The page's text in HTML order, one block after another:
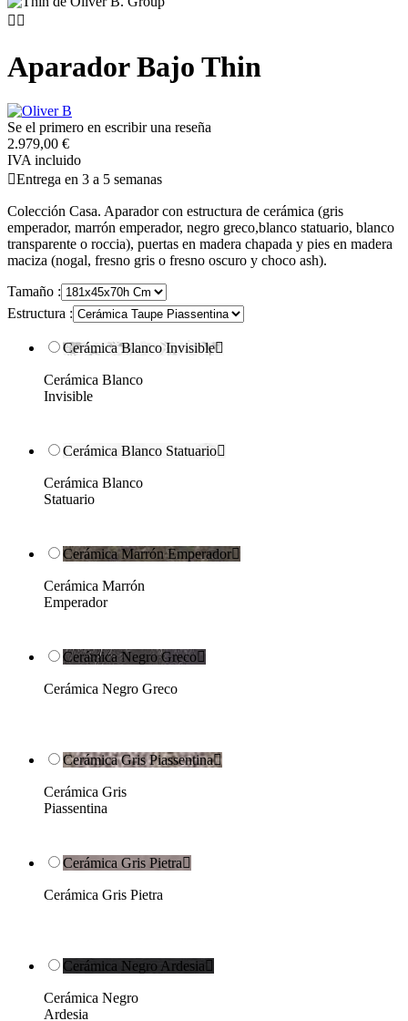
 
Aparador Bajo Thin
Se el primero en escribir una reseña
2.979,00 €
IVA incluido
Entrega en 3 a 5 semanas
Colección Casa. Aparador con estructura de cerámica (gris
emperador, marrón emperador, negro greco,blanco statuario, blanco
transparente o roccia), puertas en madera chapada y pies en madera
maciza (nogal, fresno gris o fresno oscuro y choco ash).
Tamaño :
Estructura :
Cerámica Blanco Invisible
Cerámica Blanco
Invisible
Cerámica Blanco Statuario
Cerámica Blanco
Statuario
Cerámica Marrón Emperador
Cerámica Marrón
Emperador
Cerámica Negro Greco
Cerámica Negro Greco
Cerámica Gris Piassentina
Cerámica Gris
Piassentina
Cerámica Gris Pietra
Cerámica Gris Pietra
Cerámica Negro Ardesia
Cerámica Negro
Ardesia